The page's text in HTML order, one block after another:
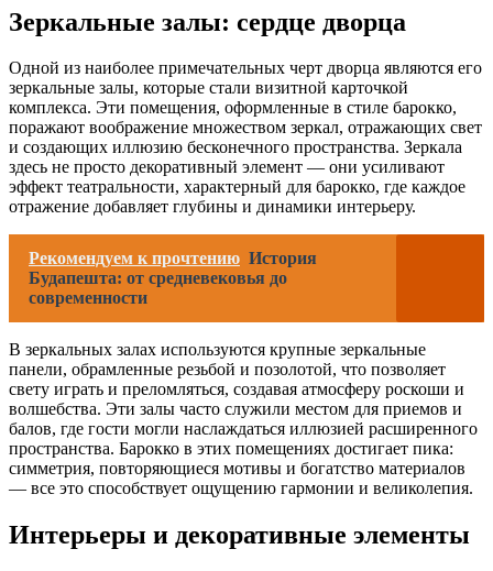
Зеркальные залы: сердце дворца
Одной из наиболее примечательных черт дворца являются его
зеркальные залы, которые стали визитной карточкой
комплекса. Эти помещения, оформленные в стиле барокко,
поражают воображение множеством зеркал, отражающих свет
и создающих иллюзию бесконечного пространства. Зеркала
здесь не просто декоративный элемент — они усиливают
эффект театральности, характерный для барокко, где каждое
отражение добавляет глубины и динамики интерьеру.
Рекомендуем к прочтению История
Будапешта: от средневековья до
современности
В зеркальных залах используются крупные зеркальные
панели, обрамленные резьбой и позолотой, что позволяет
свету играть и преломляться, создавая атмосферу роскоши и
волшебства. Эти залы часто служили местом для приемов и
балов, где гости могли наслаждаться иллюзией расширенного
пространства. Барокко в этих помещениях достигает пика:
симметрия, повторяющиеся мотивы и богатство материалов
— все это способствует ощущению гармонии и великолепия.
Интерьеры и декоративные элементы